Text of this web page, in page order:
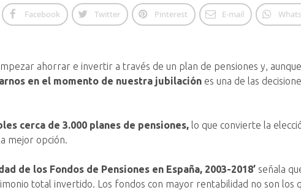
Facebook Twitter Pinterest E-mail
ahorrar e invertir a través de un plan de pensiones y,
en el momento de nuestra jubilación es una de las
cerca de 3.000 planes de pensiones, lo que convierte la
mejor opción.
de los Fondos de Pensiones en España, 2003-2018’ señala
total invertido. Los fondos con mayor rentabilidad no son